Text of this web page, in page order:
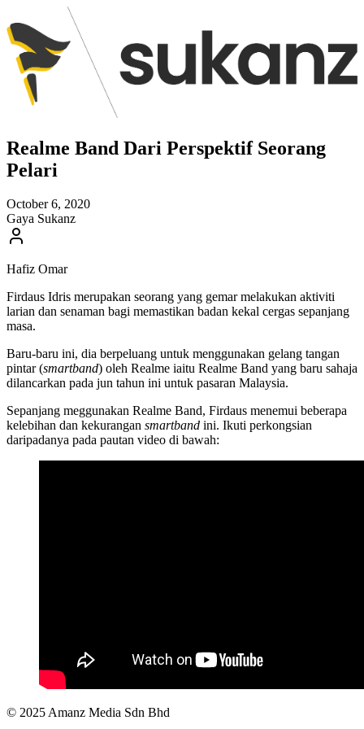
Realme Band Dari Perspektif Seorang
Pelari
October 6, 2020
Gaya Sukanz
Hafiz Omar
Firdaus Idris merupakan seorang yang gemar melakukan aktiviti
larian dan senaman bagi memastikan badan kekal cergas sepanjang
masa.
Baru-baru ini, dia berpeluang untuk menggunakan gelang tangan
pintar (smartband) oleh Realme iaitu Realme Band yang baru sahaja
dilancarkan pada jun tahun ini untuk pasaran Malaysia.
Sepanjang meggunakan Realme Band, Firdaus menemui beberapa
kelebihan dan kekurangan smartband ini. Ikuti perkongsian
daripadanya pada pautan video di bawah:
© 2025 Amanz Media Sdn Bhd